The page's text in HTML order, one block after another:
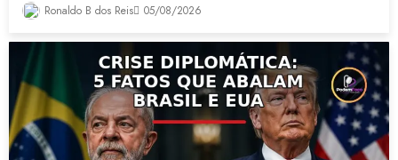
Ronaldo B dos Reis 05/08/2026